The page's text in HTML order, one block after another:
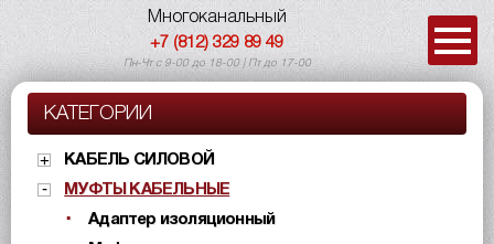
Многоканальный
+7 (812) 329 89 49
Пн-Чт с 9-00 до 18-00 | Пт до 17-00
КАТЕГОРИИ
КАБЕЛЬ СИЛОВОЙ
МУФТЫ КАБЕЛЬНЫЕ
Адаптер изоляционный